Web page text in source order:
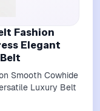
Fashion
Elegant
Smooth Cowhide
Luxury Belt